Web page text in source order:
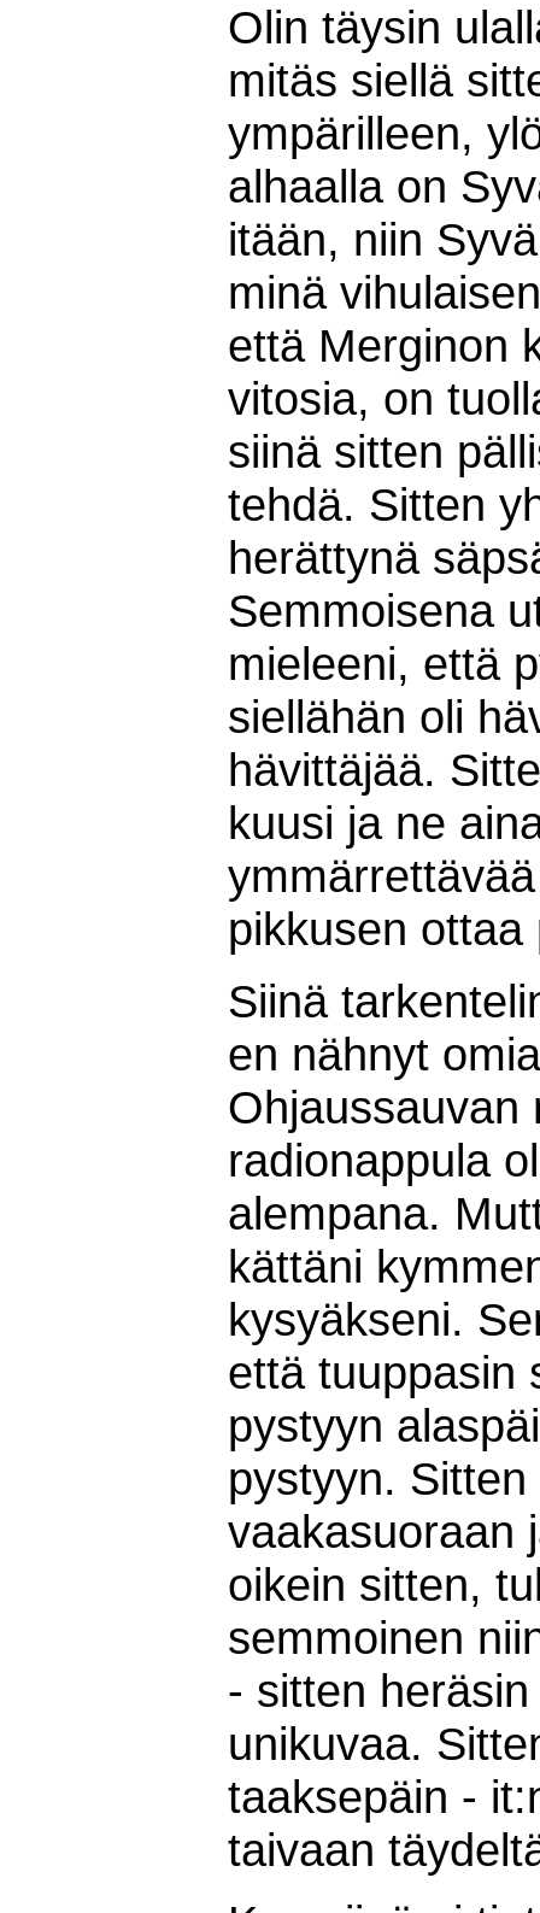
Olin täysin
mitäs siellä
ympärilleen,
alhaalla on
itään, niin
minä
että Merginon
vitosia, on
siinä sitten
tehdä. Sitten
herättynä
Semmoisena
mieleeni, että
siellähän oli
hävittäjää.
kuusi ja ne
pikkusen ottaa
Siinä
en nähnyt
Ohjaussauvan
radionappula
alempana.
kättäni
kysyäkseni.
että tuuppasin
pystyyn
pystyyn.
vaakasuoraan
oikein sitten,
semmoinen
- sitten
unikuvaa.
taaksepäin -
taivaan